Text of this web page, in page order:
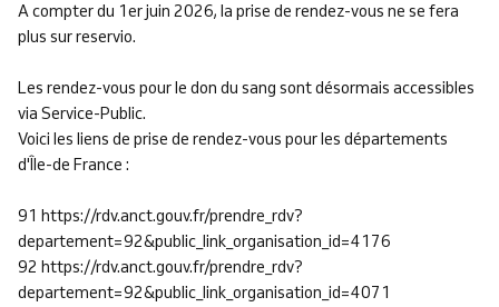
A compter du 1er juin 2026, la prise de rendez-vous ne se fera
plus sur reservio.
Les rendez-vous pour le don du sang sont désormais accessibles
via Service-Public.
Voici les liens de prise de rendez-vous pour les départements
d'Île-de France :
91 https://rdv.anct.gouv.fr/prendre_rdv?
departement=92&public_link_organisation_id=4176
92 https://rdv.anct.gouv.fr/prendre_rdv?
departement=92&public_link_organisation_id=4071